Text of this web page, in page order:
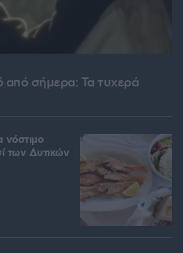
από σήμερα: Τα τυχερά
νόστιμο
των Δυτικών